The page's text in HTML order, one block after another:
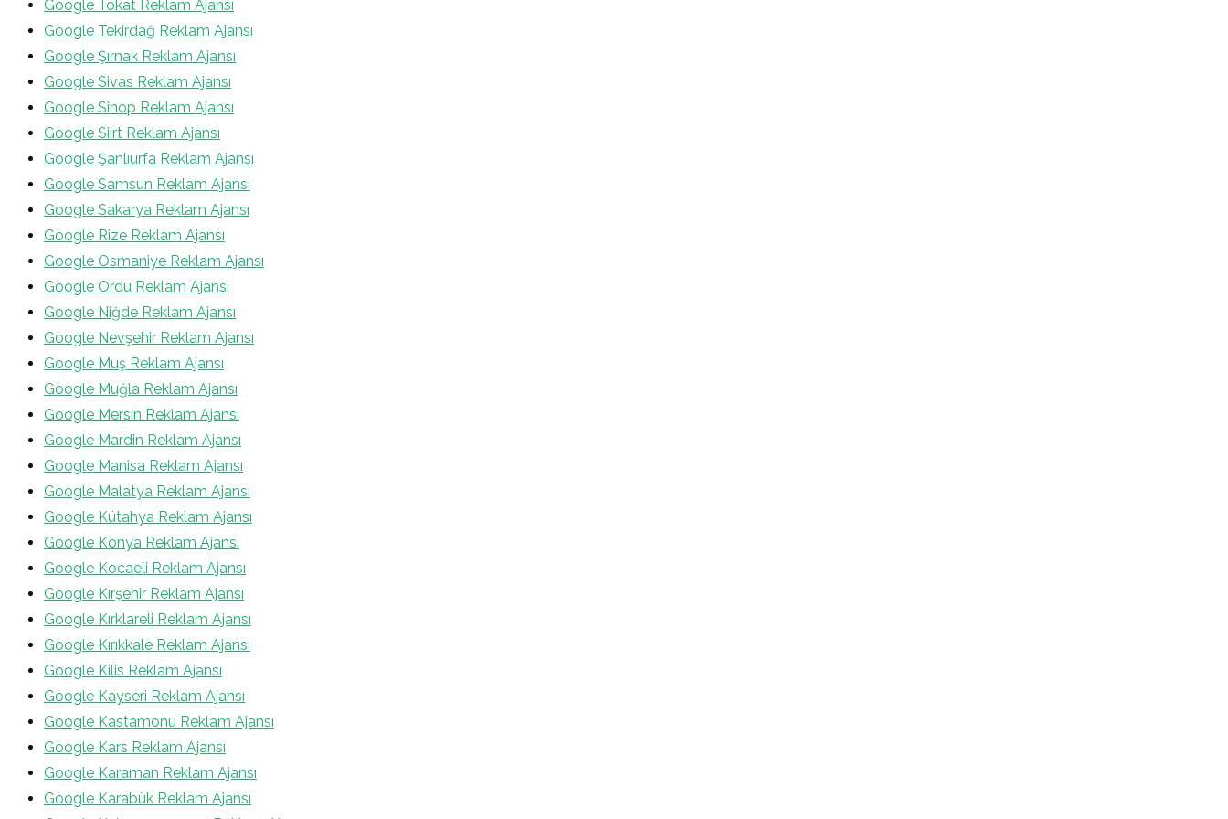
Google Tokat Reklam Ajansı
Google Tekirdağ Reklam Ajansı
Google Şırnak Reklam Ajansı
Google Sivas Reklam Ajansı
Google Sinop Reklam Ajansı
Google Siirt Reklam Ajansı
Google Şanlıurfa Reklam Ajansı
Google Samsun Reklam Ajansı
Google Sakarya Reklam Ajansı
Google Rize Reklam Ajansı
Google Osmaniye Reklam Ajansı
Google Ordu Reklam Ajansı
Google Niğde Reklam Ajansı
Google Nevşehir Reklam Ajansı
Google Muş Reklam Ajansı
Google Muğla Reklam Ajansı
Google Mersin Reklam Ajansı
Google Mardin Reklam Ajansı
Google Manisa Reklam Ajansı
Google Malatya Reklam Ajansı
Google Kütahya Reklam Ajansı
Google Konya Reklam Ajansı
Google Kocaeli Reklam Ajansı
Google Kırşehir Reklam Ajansı
Google Kırklareli Reklam Ajansı
Google Kırıkkale Reklam Ajansı
Google Kilis Reklam Ajansı
Google Kayseri Reklam Ajansı
Google Kastamonu Reklam Ajansı
Google Kars Reklam Ajansı
Google Karaman Reklam Ajansı
Google Karabük Reklam Ajansı